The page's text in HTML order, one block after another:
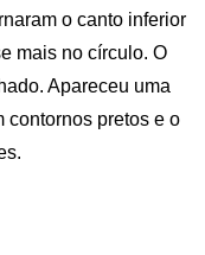
o canto inferior
mais no círculo. O
Apareceu uma
contornos pretos e o